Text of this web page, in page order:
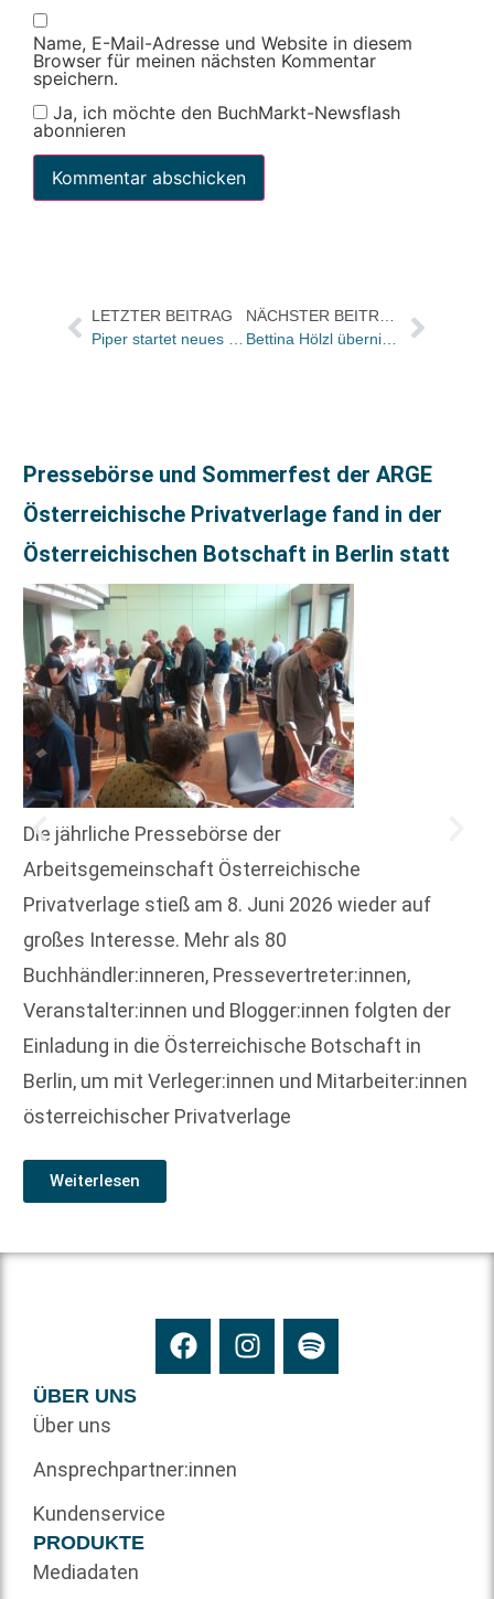
Name, E-Mail-Adresse und Website in diesem
Browser für meinen nächsten Kommentar
speichern.
Ja, ich möchte den BuchMarkt-Newsflash
abonnieren
LETZTER BEITRAG
Piper startet neues Label IVI
NÄCHSTER BEITRAG
Bettina Hölzl übernimmt Presse und Lizenzen beim Reinhardt Verlag
Pressebörse und Sommerfest der ARGE
Österreichische Privatverlage fand in der
Österreichischen Botschaft in Berlin statt
Die jährliche Pressebörse der
Arbeitsgemeinschaft Österreichische
Privatverlage stieß am 8. Juni 2026 wieder auf
großes Interesse. Mehr als 80
Buchhändler:inneren, Pressevertreter:innen,
Veranstalter:innen und Blogger:innen folgten der
Einladung in die Österreichische Botschaft in
Berlin, um mit Verleger:innen und Mitarbeiter:innen
österreichischer Privatverlage
Weiterlesen
ÜBER UNS
Über uns
Ansprechpartner:innen
Kundenservice
PRODUKTE
Mediadaten